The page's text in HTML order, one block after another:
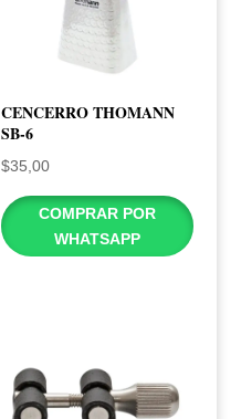
CENCERRO THOMANN
SB-6
$35,00
COMPRAR POR
WHATSAPP